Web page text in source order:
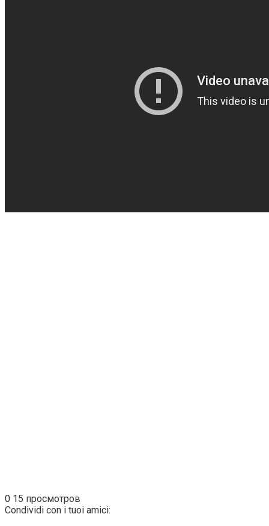
0 15 просмотров
Condividi con i tuoi amici: